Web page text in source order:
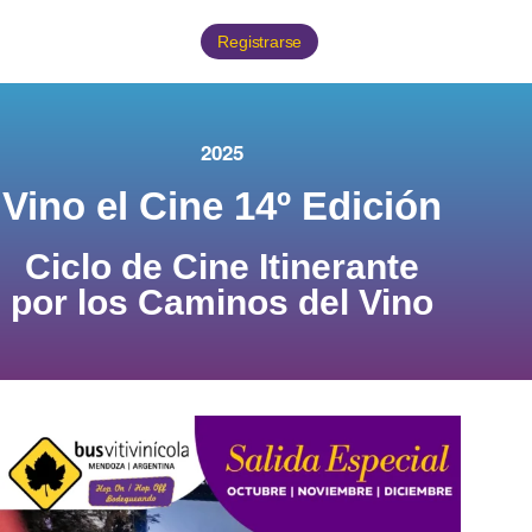
Registrarse
2025
Vino el Cine 14º Edición
Ciclo de Cine Itinerante
por los Caminos del Vino